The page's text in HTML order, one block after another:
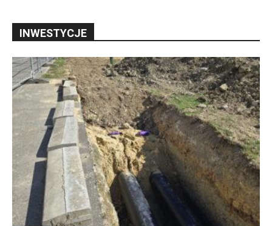
INWESTYCJE